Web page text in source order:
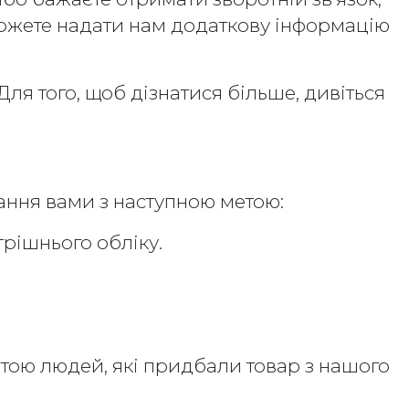
надати нам додаткову інформацію
того, щоб дізнатися більше, дивіться
вами з наступною метою:
обліку.
людей, які придбали товар з нашого